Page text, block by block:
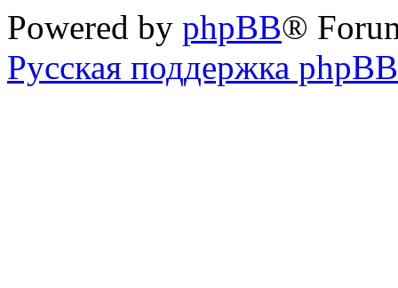
Powered by phpBB®
Русская поддержка phpBB